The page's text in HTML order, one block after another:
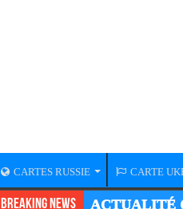
CARTES RUSSIE CARTE
Breaking News ACTUALITÉ